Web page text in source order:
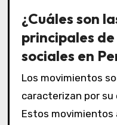
¿Cuáles son
principales
sociales en
Los movimientos
caracterizan por su
Estos movimientos